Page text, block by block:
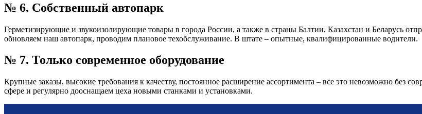
№ 6. Собственный автопарк
Герметизирующие и звукоизолирующие товары в города России, а также в страны Балтии, Казахстан и Беларусь
обновляем наш автопарк, проводим плановое техобслуживание. В штате – опытные, квалифицированные водители.
№ 7. Только современное оборудование
Крупные заказы, высокие требования к качеству, постоянное расширение ассортимента – все это невозможно
сфере и регулярно дооснащаем цеха новыми станками и установками.